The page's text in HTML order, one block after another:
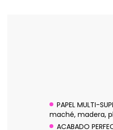
PAPEL MULTI-
maché, madera,
ACABADO